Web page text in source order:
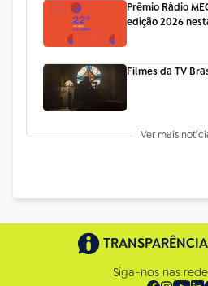
Prêmio Rádio
edição 2026
Filmes da TV
Ver mais
TRANSPARÊNCIA
Siga-nos nas